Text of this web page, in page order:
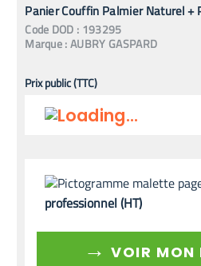
Panier Couffin Palmier Naturel +
Code DOD : 193295
Marque :AUBRY GASPARD
Prix public (TTC)
professionnel (HT)
→ VOIR MON